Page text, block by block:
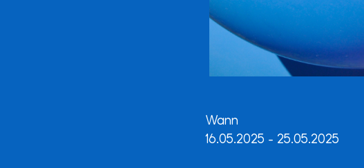
Wann
16.05.2025 - 25.05.2025